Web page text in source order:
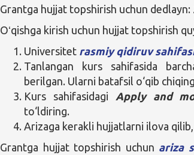
Grantga hujjat topshirish uchun dedlayn:
Oʻqishga kirish uchun hujjat topshirish
Universitet rasmiy qidiruv
Tanlangan kurs sahifasida
berilgan. Ularni batafsil o‘qib
Kurs sahifasidagi Apply and
to‘ldiring.
Arizaga kerakli hujjatlarni ilova qilib,
Grantga hujjat topshirish uchun ariza